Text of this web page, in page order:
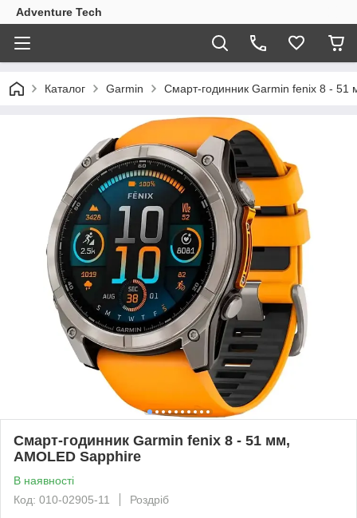
Adventure Tech
Каталог Garmin Смарт-годинник Garmin fenix 8 - 51
Смарт-годинник Garmin fenix 8 - 51 мм,
AMOLED Sapphire
В наявності
Код: 010-02905-11
Роздріб